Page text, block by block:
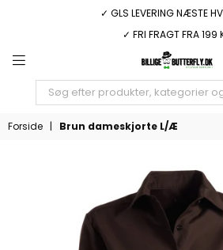
✓ GLS LEVERING NÆSTE
✓ FRI FRAGT FRA 199
Forside | Brun dameskjorte L/Æ